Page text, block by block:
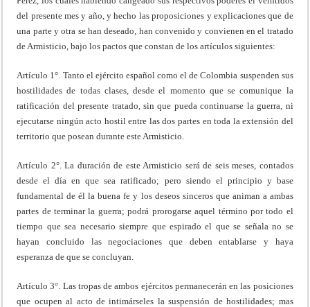
del presente mes y año, y hecho las proposiciones y explicaciones que de
una parte y otra se han deseado, han convenido y convienen en el tratado
de Armisticio, bajo los pactos que constan de los artículos siguientes:
Artículo 1°. Tanto el ejército español como el de Colombia suspenden sus
hostilidades de todas clases, desde el momento que se comunique la
ratificación del presente tratado, sin que pueda continuarse la guerra, ni
ejecutarse ningún acto hostil entre las dos partes en toda la extensión del
territorio que posean durante este Armisticio.
Artículo 2°. La duración de este Armisticio será de seis meses, contados
desde el día en que sea ratificado; pero siendo el principio y base
fundamental de él la buena fe y los deseos sinceros que animan a ambas
partes de terminar la guerra; podrá prorogarse aquel término por todo el
tiempo que sea necesario siempre que espirado el que se señala no se
hayan concluido las negociaciones que deben entablarse y haya
esperanza de que se concluyan.
Artículo 3°. Las tropas de ambos ejércitos permanecerán en las posiciones
que ocupen al acto de intimárseles la suspensión de hostilidades; mas